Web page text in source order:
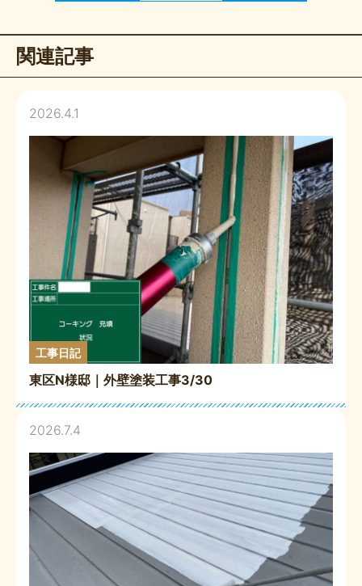
関連記事
2026.4.1
工事日記
東区N様邸｜外壁塗装工事3/30
2026.7.4